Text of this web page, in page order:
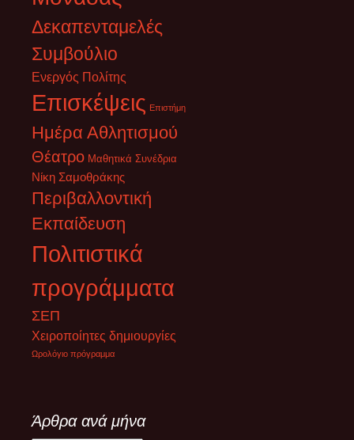
Δεκαπενταμελές
Συμβούλιο
Ενεργός Πολίτης
Επισκέψεις Επιστήμη
Ημέρα Αθλητισμού
Θέατρο Μαθητικά Συνέδρια
Νίκη Σαμοθράκης
Περιβαλλοντική
Εκπαίδευση
Πολιτιστικά
προγράμματα
ΣΕΠ
Χειροποίητες δημιουργίες
Ωρολόγιο πρόγραμμα
Άρθρα ανά μήνα